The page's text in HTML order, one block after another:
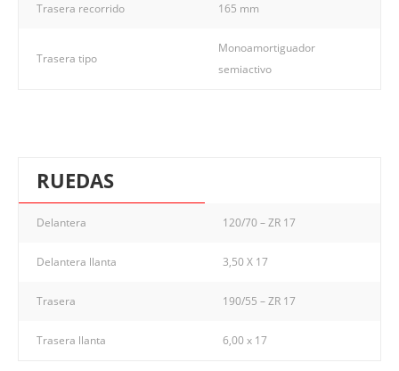
Trasera recorrido 165 mm
Trasera tipo
Monoamortiguador
semiactivo
RUEDAS
Delantera 120/70 – ZR 17
Delantera llanta 3,50 X 17
Trasera 190/55 – ZR 17
Trasera llanta 6,00 x 17